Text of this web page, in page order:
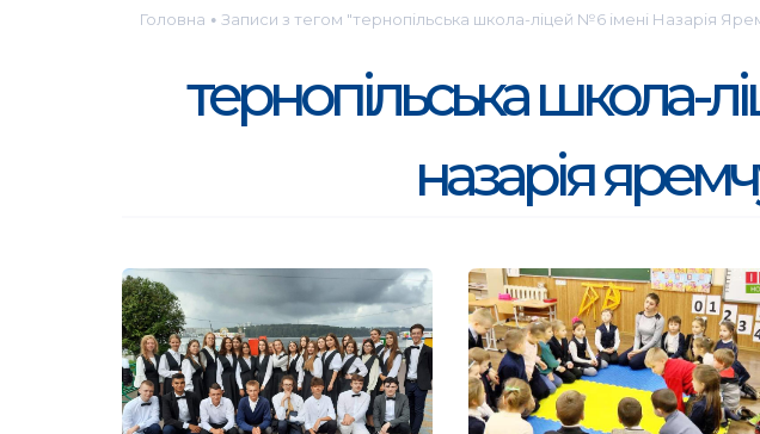
Головна ● Записи з тегом "тернопільська школа-ліцей №6 імені Назарія
тернопільська школа-
назарія